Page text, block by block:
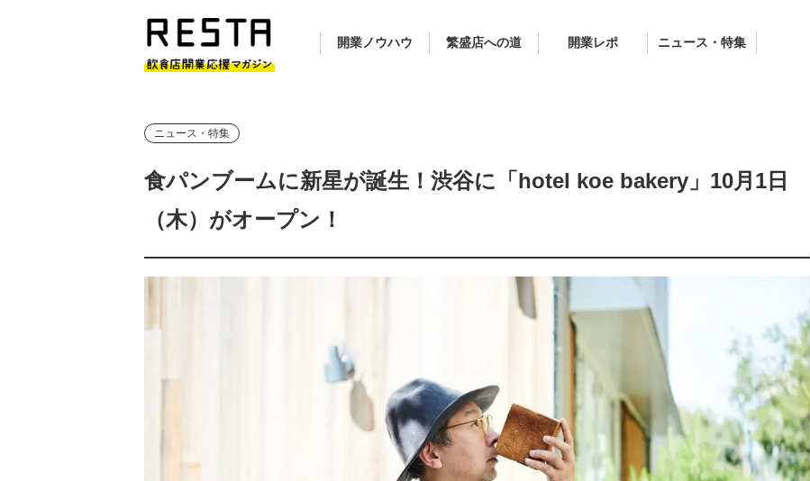
開業ノウハウ 繁盛店への道 開業レポ ニュース・特集
ニュース・特集
食パンブームに新星が誕生！渋谷に「hotel koe bakery」10月1日
（木）がオープン！